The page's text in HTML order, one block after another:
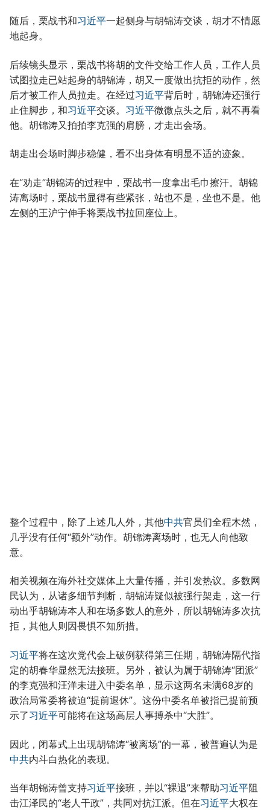
随后，栗战书和习近平一起侧身与胡锦涛交谈，胡才不情愿
地起身。
后续镜头显示，栗战书将胡的文件交给工作人员，工作人员
试图拉走已站起身的胡锦涛，胡又一度做出抗拒的动作，然
后才被工作人员拉走。在经过习近平背后时，胡锦涛还强行
止住脚步，和习近平交谈。 习近平微微点头之后，就不再看
他。胡锦涛又拍拍李克强的肩膀，才走出会场。
胡走出会场时脚步稳健，看不出身体有明显不适的迹象。
在“劝走”胡锦涛的过程中，栗战书一度拿出毛巾擦汗。胡锦
涛离场时，栗战书显得有些紧张，站也不是，坐也不是。他
左侧的王沪宁伸手将栗战书拉回座位上。
整个过程中，除了上述几人外，其他中共官员们全程木然，
几乎没有任何“额外”动作。胡锦涛离场时，也无人向他致
意。
相关视频在海外社交媒体上大量传播，并引发热议。多数网
民认为，从诸多细节判断，胡锦涛疑似被强行架走，这一行
动出乎胡锦涛本人和在场多数人的意外，所以胡锦涛多次抗
拒，其他人则因畏惧不知所措。
习近平将在这次党代会上破例获得第三任期，胡锦涛隔代指
定的胡春华显然无法接班。另外，被认为属于胡锦涛“团派”
的李克强和汪洋未进入中委名单，显示这两名未满68岁的
政治局常委将被迫“提前退休”。这份中委名单被指已提前预
示了习近平可能将在这场高层人事搏杀中“大胜”。
因此，闭幕式上出现胡锦涛“被离场”的一幕，被普遍认为是
中共内斗白热化的表现。
当年胡锦涛曾支持习近平接班，并以“裸退”来帮助习近平阻
击江泽民的“老人干政”，共同对抗江派。但在习近平大权在